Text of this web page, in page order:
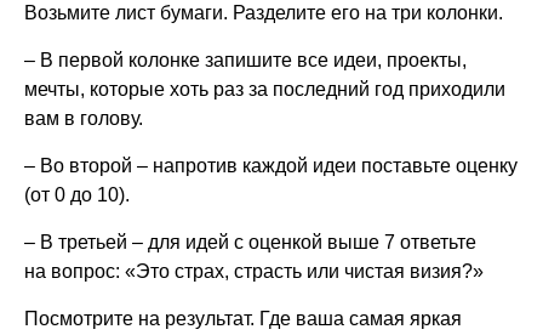
Возьмите лист бумаги. Разделите его на три колонки.
– В первой колонке запишите все идеи, проекты,
мечты, которые хоть раз за последний год приходили
вам в голову.
– Во второй – напротив каждой идеи поставьте оценку
(от 0 до 10).
– В третьей – для идей с оценкой выше 7 ответьте
на вопрос: «Это страх, страсть или чистая визия?»
Посмотрите на результат. Где ваша самая яркая